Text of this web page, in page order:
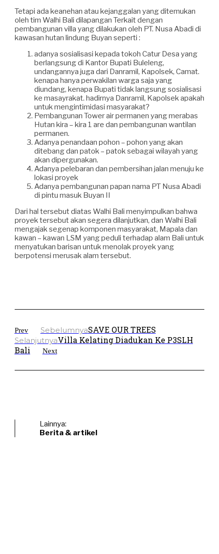
Tetapi ada keanehan atau kejanggalan yang ditemukan
oleh tim Walhi Bali dilapangan Terkait dengan
pembangunan villa yang dilakukan oleh PT. Nusa Abadi di
kawasan hutan lindung Buyan seperti :
adanya sosialisasi kepada tokoh Catur Desa yang
berlangsung di Kantor Bupati Buleleng,
undangannya juga dari Danramil, Kapolsek, Camat.
kenapa hanya perwakilan warga saja yang
diundang, kenapa Bupati tidak langsung sosialisasi
ke masayrakat. hadirnya Danramil, Kapolsek apakah
untuk mengintimidasi masyarakat?
Pembangunan Tower air permanen yang merabas
Hutan kira – kira 1 are dan pembangunan wantilan
permanen.
Adanya penandaan pohon – pohon yang akan
ditebang dan patok – patok sebagai wilayah yang
akan dipergunakan.
Adanya pelebaran dan pembersihan jalan menuju ke
lokasi proyek
Adanya pembangunan papan nama PT Nusa Abadi
di pintu masuk Buyan II
Dari hal tersebut diatas Walhi Bali menyimpulkan bahwa
proyek tersebut akan segera dilanjutkan, dan Walhi Bali
mengajak segenap komponen masyarakat, Mapala dan
kawan – kawan LSM yang peduli terhadap alam Bali untuk
menyatukan barisan untuk menolak proyek yang
berpotensi merusak alam tersebut.
Prev SebelumnyaSAVE OUR TREES
SelanjutnyaVilla Kelating Diadukan Ke P3SLH
Bali
Next
Lainnya:
Berita & artikel